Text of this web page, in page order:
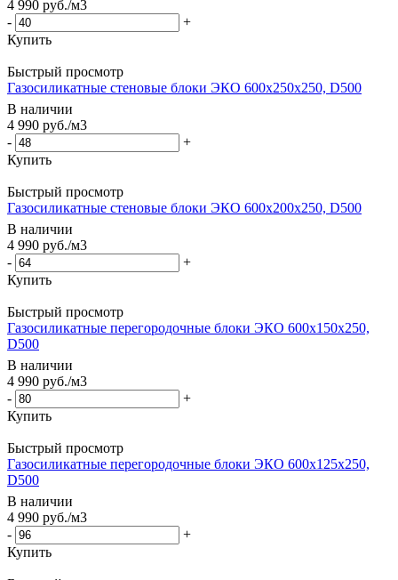
4 990 руб./м3
-
+
Купить
Быстрый просмотр
Газосиликатные стеновые блоки ЭКО 600x250x250, D500
В наличии
4 990 руб./м3
-
+
Купить
Быстрый просмотр
Газосиликатные стеновые блоки ЭКО 600x200x250, D500
В наличии
4 990 руб./м3
-
+
Купить
Быстрый просмотр
Газосиликатные перегородочные блоки ЭКО 600x150x250,
D500
В наличии
4 990 руб./м3
-
+
Купить
Быстрый просмотр
Газосиликатные перегородочные блоки ЭКО 600x125x250,
D500
В наличии
4 990 руб./м3
-
+
Купить